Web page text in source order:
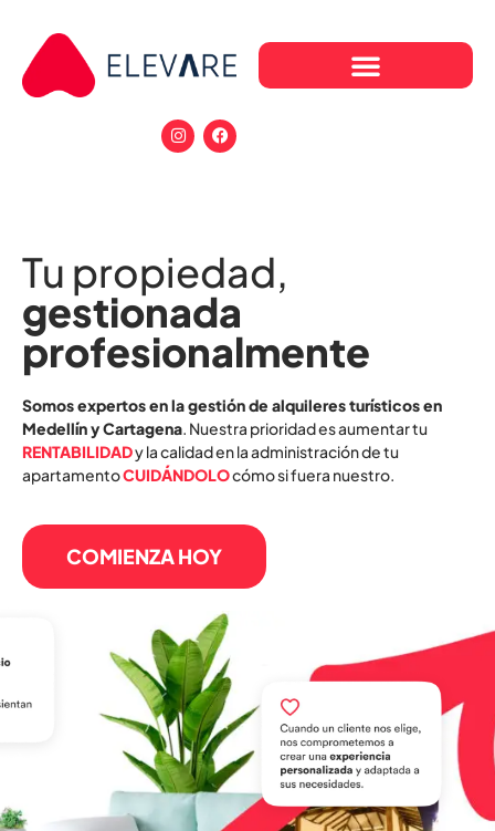
Tu propiedad,
gestionada
profesionalmente
Somos expertos en la gestión de alquileres turísticos en
Medellín y Cartagena. Nuestra prioridad es aumentar tu
RENTABILIDADy la calidad en la administración de tu
apartamentoCUIDÁNDOLOcómo si fuera nuestro.
COMIENZA HOY